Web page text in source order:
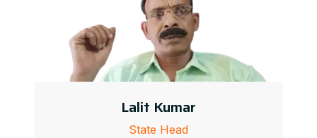
Lalit Kumar
State Head